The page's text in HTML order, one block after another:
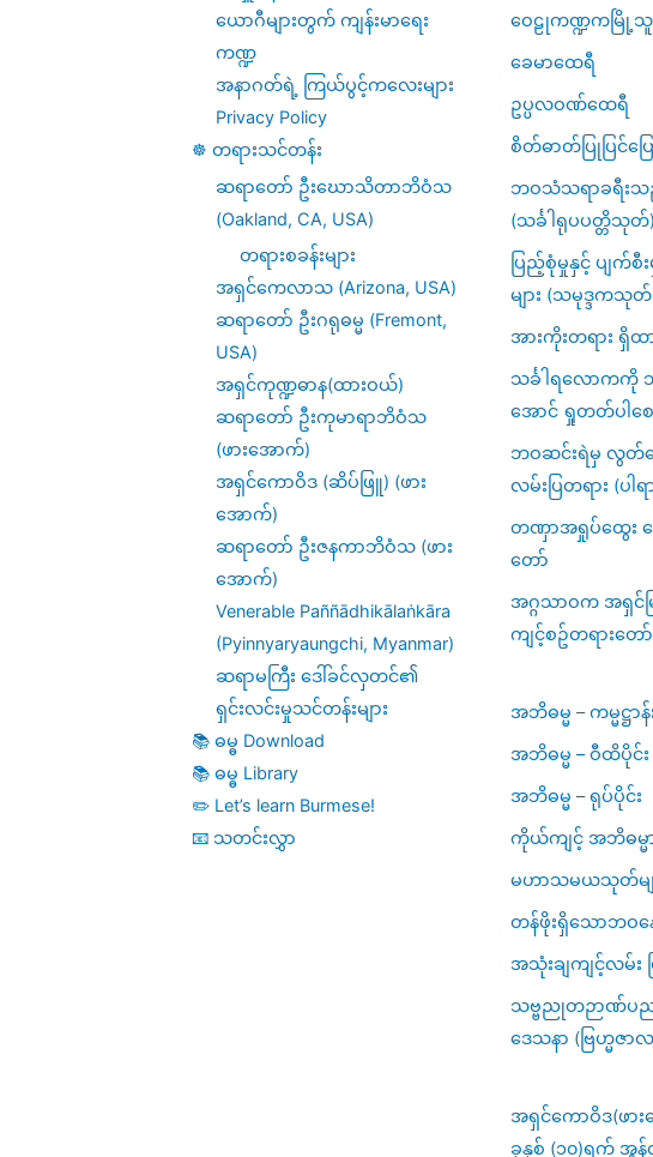
တတ်
(၄၀)
ယောဂီများတွက် ကျန်းမာရေး
ကဏ္ဍ
အနာဂတ်ရဲ့ ကြယ်ပွင့်ကလေးများ
Privacy Policy
☸️ တရားသင်တန်း
ဆရာတော် ဦးဃောသိတာဘိဝံသ
(Oakland, CA, USA)
တရားစခန်းများ
အရှင်ကေလာသ (Arizona, USA)
ဆရာတော် ဦးဂရုဓမ္မ (Fremont,
USA)
အရှင်ကုဏ္ဍဓာန(ထားဝယ်)
ဆရာတော် ဦးကုမာရာဘိဝံသ
(ဖားအောက်)
အရှင်ကောဝိဒ (ဆိပ်ဖြူ) (ဖား
အောက်)
ဆရာတော် ဦးဇနကာဘိဝံသ (ဖား
အောက်)
Venerable Paññādhikālaṅkāra
(Pyinnyaryaungchi, Myanmar)
ဆရာမကြီး ဒေါ်ခင်လှတင်၏
ရှင်းလင်းမှုသင်တန်းများ
📚 ဓမ္ဓ Download
📚 ဓမ္ဓ Library
✏️ Let’s learn Burmese!
📧 သတင်းလွှာ
ဝေဠုကဏ္ဍကမြို့သူ
ခေမာထေရီ
ဥပ္ပလဝဏ်ထေရီ
စိတ်ဓာတ်ပြုပြင်ပြ
ဘဝသံသရာခရီး
(သင်္ခါရုပပတ္တိသုတ်)
ပြည့်စုံမှုနှင့် ပျက်
များ (သမုဒ္ဒကသုတ်
အားကိုးတရား ရှိထာ
သင်္ခါရလောကကို
အောင် ရှုတတ်ပါစေ
ဘဝဆင်းရဲမှ လွတ်မ
လမ်းပြတရား (ပါ
တဏှာအရှုပ်ထွေး ဖြ
တော်
အဂ္ဂသာဝက အရှင်
ကျင့်စဥ်တရားတော်
အဘိဓမ္မ – ကမ္မဋ္ဌာန်
အဘိဓမ္မ – ဝီထိပိုင်း
အဘိဓမ္မ – ရုပ်ပိုင်း
ကိုယ်ကျင့် အဘိဓမ္မ
မဟာသမယသုတ်မျ
တန်ဖိုးရှိသောဘဝန
အသုံးချကျင့်လမ်း မ
သဗ္ဗညုတဉာဏ်ပ
ဒေသနာ (ဗြဟ္မဇ
အရှင်ကောဝိဒ(ဖာ
ခုနှစ် (၁၀)ရက် အွန်လို